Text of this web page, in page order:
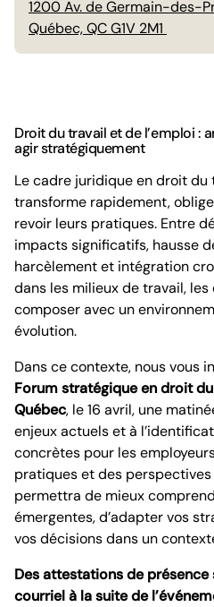
1200 Av. de Germain-des-
Québec, QC G1V 2M1
Droit du travail et de l’emploi :
agir stratégiquement
Le cadre juridique en droit du
transforme rapidement,
revoir leurs pratiques. Entre
impacts significatifs, hausse
harcèlement et intégration
dans les milieux de travail,
composer avec un
évolution.
Dans ce contexte, nous vous
Forum stratégique en droit
Québec, le 16 avril, une
enjeux actuels et à
concrètes pour les
pratiques et des
permettra de mieux
émergentes, d’adapter vos
vos décisions dans un
Des attestations de
courriel à la suite de